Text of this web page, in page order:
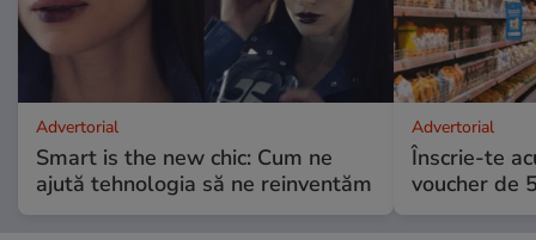
Advertorial
Smart is the new chic: Cum ne
ajută tehnologia să ne reinventăm
Advertorial
Înscrie-te
voucher de